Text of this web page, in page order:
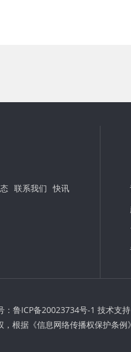
联系我们 快讯
鲁ICP备20023734号-1 技术支持
根据《信息网络传播权保护条例